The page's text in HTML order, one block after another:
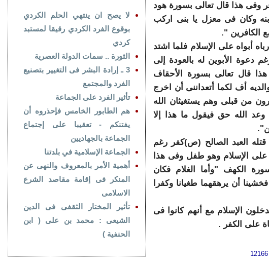
لا يصح ان ينتهي الحلم الكردي
بوقوع الفرد الكردي رقيقا لمستبد
كردي
الثورة .. سمات الدولة العصرية
3 ـ إرادة البشر فى التغيير بتصنيع
الفرد والمجتمع
تأثير الفرد على الجماعة
هم الطابور الخامس فإحذروه أن
يفتنكم - تعقيبا على إجتماع
الجماعة بالجهاديين
الجماعة الإسلامية في بلدتنا
أهمية الأمر بالمعروف والنهى عن
المنكر فى إقامة مقاصد الشرع
الاسلامى
تأثير المختار الثقفى فى الدين
الشيعى : محمد بن على ( ابن
الحنفية )
وفى هذا قال تعالى بسورة هود
وكان فى معزل يا بنى اركب
الكافرين ".
أبواه على الإسلام فلما اشتد
دعوة الأبوين له بالعودة إلى
هذا قال تعالى بسورة الأحقاف
أف لكما أتعداننى أن اخرج
من قبلى وهم يستغيثان الله
الله حق فيقول ما هذا إلا
قتله العبد الصالح (ص)كفر رغم
على الإسلام وهو طفل وفى هذا
الكهف "وأما الغلام فكان
أن يرهقهما طغيانا وكفرا
الإسلام مع أنهم كانوا فى
على الكفر .